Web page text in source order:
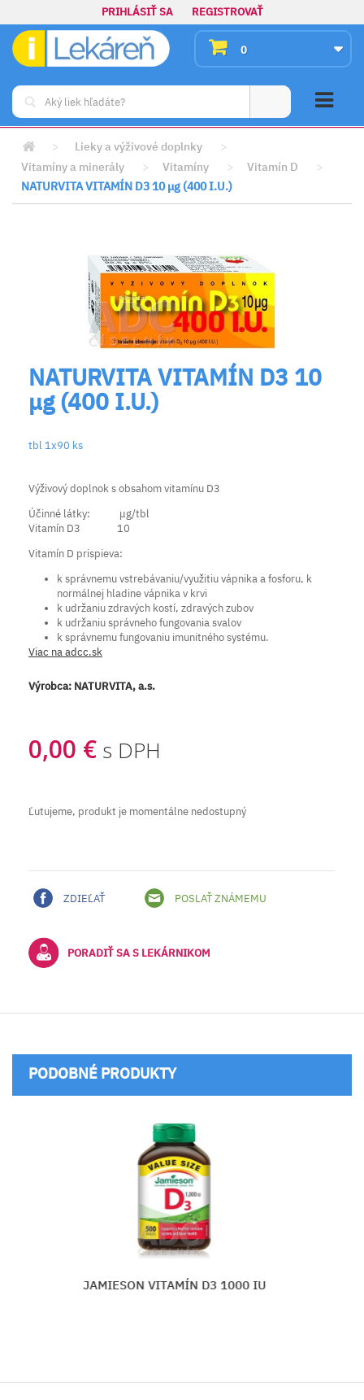
PRIHLÁSIŤ SA REGISTROVAŤ
0
> Lieky a výživové doplnky
>
Vitamíny a minerály
> Vitamíny > Vitamín D
>
NATURVITA VITAMÍN D3 10 μg (400 I.U.)
NATURVITA VITAMÍN D3 10
μg (400 I.U.)
tbl 1x90 ks
Výživový doplnok s obsahom vitamínu D3
Účinné látky: μg/tbl
Vitamín D3 10
Vitamín D prispieva:
k správnemu vstrebávaniu/využitiu vápnika a fosforu, k
normálnej hladine vápnika v krvi
k udržaniu zdravých kostí, zdravých zubov
k udržaniu správneho fungovania svalov
k správnemu fungovaniu imunitného systému.
Viac na adcc.sk
Výrobca: NATURVITA, a.s.
0,00 € s DPH
Ľutujeme, produkt je momentálne nedostupný
ZDIEĽAŤ POSLAŤ ZNÁMEMU
PORADIŤ SA S LEKÁRNIKOM
PODOBNÉ PRODUKTY
VITAMÍN D3 1000 IU